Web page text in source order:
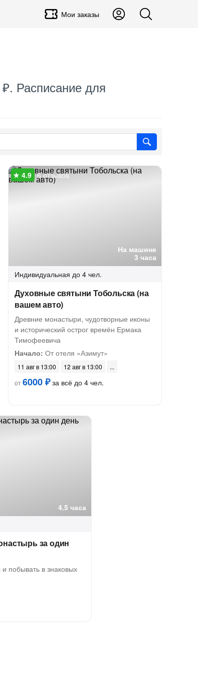
Мои заказы
Расписание для
На машине
3 часа
6 отзывов
Индивидуальная до 4 чел.
Духовные святыни Тобольска (на
вашем авто)
Древние монастыри, чудотворные иконы
и исторический острог времён Ермака
Тимофеевича
Начало: От отеля «Азимут»
11 авг в 13:00
12 авг в 13:00
от6000 ₽за всё до 4 чел.
4.5 часа
за один
побывать в знаковых